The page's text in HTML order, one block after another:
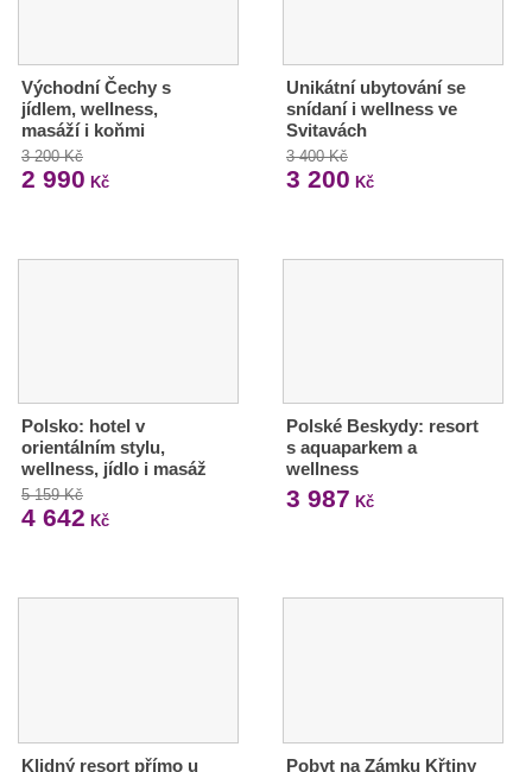
Východní Čechy s
jídlem, wellness,
masáží i koňmi
3 200 Kč
2 990 Kč
Unikátní ubytování se
snídaní i wellness ve
Svitavách
3 400 Kč
3 200 Kč
Polsko: hotel v
orientálním stylu,
wellness, jídlo i masáž
5 159 Kč
4 642 Kč
Polské Beskydy: resort
s aquaparkem a
wellness
3 987 Kč
Klidný resort přímo u Pobyt na Zámku Křtiny